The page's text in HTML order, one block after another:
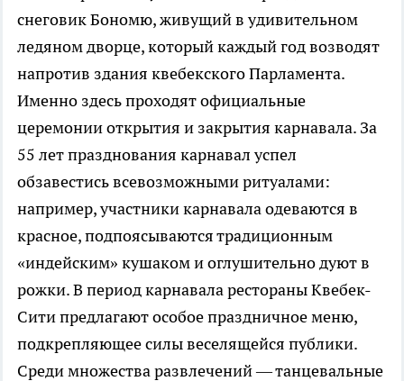
снеговик Бономю, живущий в удивительном
ледяном дворце, который каждый год возводят
напротив здания квебекского Парламента.
Именно здесь проходят официальные
церемонии открытия и закрытия карнавала. За
55 лет празднования карнавал успел
обзавестись всевозможными ритуалами:
например, участники карнавала одеваются в
красное, подпоясываются традиционным
«индейским» кушаком и оглушительно дуют в
рожки. В период карнавала рестораны Квебек-
Сити предлагают особое праздничное меню,
подкрепляющее силы веселящейся публики.
Среди множества развлечений — танцевальные